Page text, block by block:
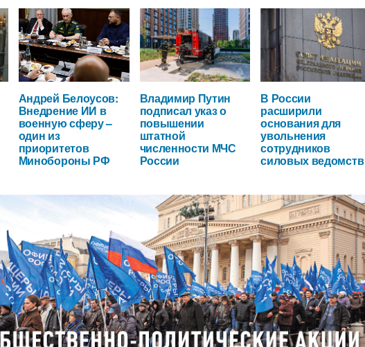
Андрей Белоусов:
Внедрение ИИ в
военную сферу –
один из
приоритетов
Минобороны РФ
Владимир Путин
подписал указ о
повышении
штатной
численности МЧС
России
В России
расширили
основания для
увольнения
сотрудников
силовых ведомств